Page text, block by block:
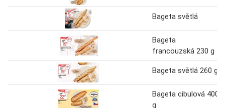
Bageta světlá
Bageta
francouzská 230 g
Bageta světlá 260 g
Bageta cibulová 400
g